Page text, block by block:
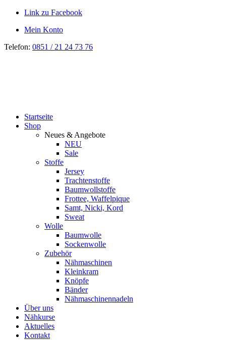
Link zu Facebook
Mein Konto
Telefon: 0851 / 21 24 73 76
Startseite
Shop
Neues & Angebote
NEU
Sale
Stoffe
Jersey
Trachtenstoffe
Baumwollstoffe
Frottee, Waffelpique
Samt, Nicki, Kord
Sweat
Wolle
Baumwolle
Sockenwolle
Zubehör
Nähmaschinen
Kleinkram
Knöpfe
Bänder
Nähmaschinennadeln
Über uns
Nähkurse
Aktuelles
Kontakt